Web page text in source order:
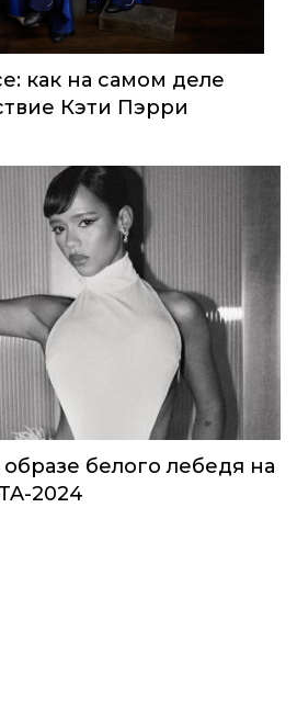
как на самом деле
Кэти Пэрри
белого лебедя на
2024